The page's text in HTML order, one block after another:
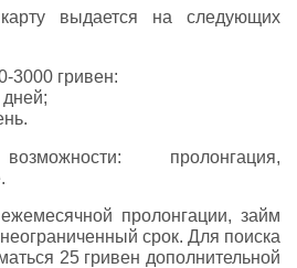
выдается на следующих
3000 гривен:
дней;
пролонгация,
пролонгации, займ
срок. Для поиска
25 гривен дополнительной